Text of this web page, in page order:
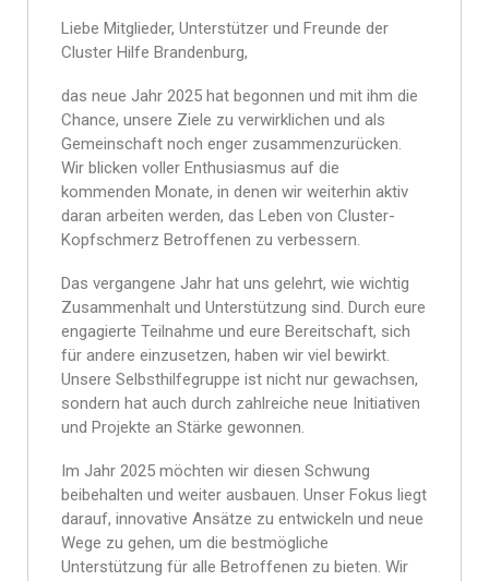
Liebe Mitglieder, Unterstützer und Freunde der
Cluster Hilfe Brandenburg,
das neue Jahr 2025 hat begonnen und mit ihm die
Chance, unsere Ziele zu verwirklichen und als
Gemeinschaft noch enger zusammenzurücken.
Wir blicken voller Enthusiasmus auf die
kommenden Monate, in denen wir weiterhin aktiv
daran arbeiten werden, das Leben von Cluster-
Kopfschmerz Betroffenen zu verbessern.
Das vergangene Jahr hat uns gelehrt, wie wichtig
Zusammenhalt und Unterstützung sind. Durch eure
engagierte Teilnahme und eure Bereitschaft, sich
für andere einzusetzen, haben wir viel bewirkt.
Unsere Selbsthilfegruppe ist nicht nur gewachsen,
sondern hat auch durch zahlreiche neue Initiativen
und Projekte an Stärke gewonnen.
Im Jahr 2025 möchten wir diesen Schwung
beibehalten und weiter ausbauen. Unser Fokus liegt
darauf, innovative Ansätze zu entwickeln und neue
Wege zu gehen, um die bestmögliche
Unterstützung für alle Betroffenen zu bieten. Wir